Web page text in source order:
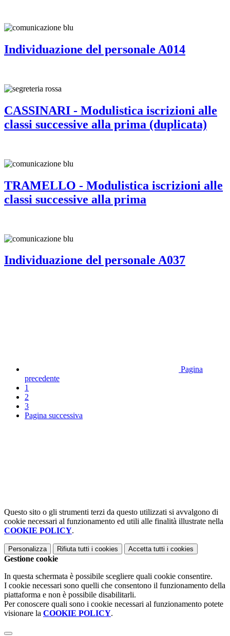
Individuazione del personale A014
CASSINARI - Modulistica iscrizioni alle
classi successive alla prima (duplicata)
TRAMELLO - Modulistica iscrizioni alle
classi successive alla prima
Individuazione del personale A037
Pagina
precedente
1
2
3
Pagina successiva
Questo sito o gli strumenti terzi da questo utilizzati si avvalgono di
cookie necessari al funzionamento ed utili alle finalità illustrate nella
COOKIE POLICY.
Personalizza Rifiuta tutti i cookies Accetta tutti i cookies
Gestione cookie
In questa schermata è possibile scegliere quali cookie consentire.
I cookie necessari sono quelli che consentono il funzionamento della
piattaforma e non è possibile disabilitarli.
Per conoscere quali sono i cookie necessari al funzionamento potete
visionare la COOKIE POLICY.